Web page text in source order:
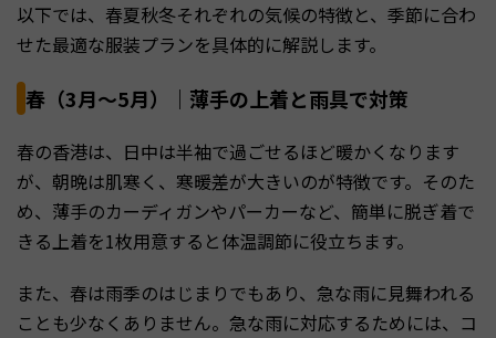
以下では、春夏秋冬それぞれの気候の特徴と、季節に合わ
せた最適な服装プランを具体的に解説します。
春（3月～5月）｜薄手の上着と雨具で対策
春の香港は、日中は半袖で過ごせるほど暖かくなります
が、朝晩は肌寒く、寒暖差が大きいのが特徴です。そのた
め、薄手のカーディガンやパーカーなど、簡単に脱ぎ着で
きる上着を1枚用意すると体温調節に役立ちます。
また、春は雨季のはじまりでもあり、急な雨に見舞われる
ことも少なくありません。急な雨に対応するためには、コ